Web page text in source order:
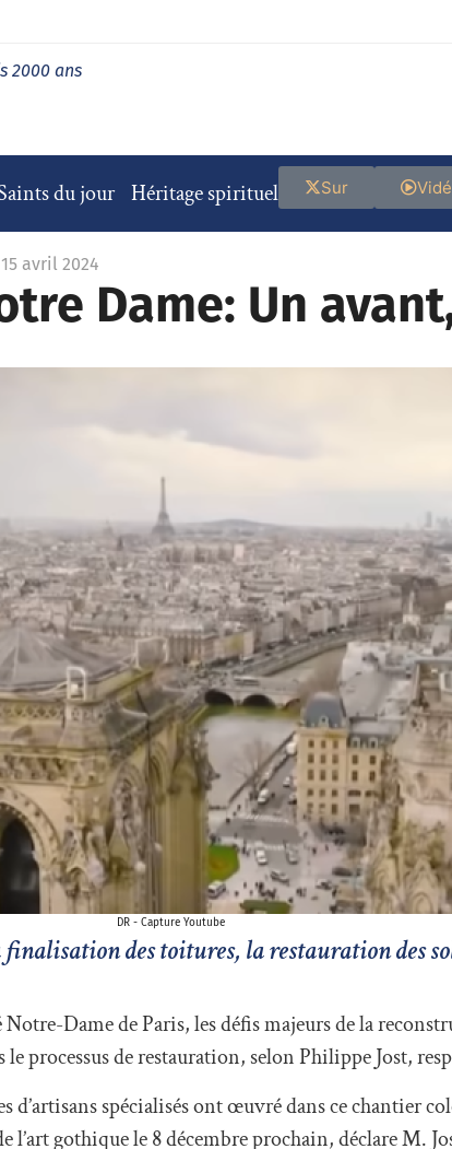
2000 ans
du jour Héritage spirituel Sur
avril 2024
Dame: Un
DR - Capture Youtube
des toitures, la restauration des
Dame de Paris, les défis majeurs de la
processus de restauration, selon Philippe Jost,
d’artisans spécialisés ont œuvré dans ce chantier
l’art gothique le 8 décembre prochain, déclare M.